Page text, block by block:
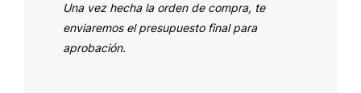
Una vez hecha la orden de compra, te
enviaremos el presupuesto final para
aprobación.